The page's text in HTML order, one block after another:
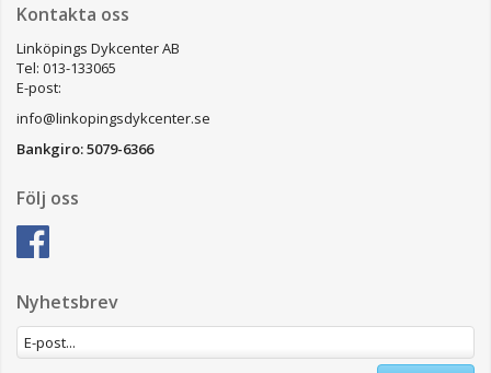
Kontakta oss
Linköpings Dykcenter AB
Tel: 013-133065
E-post:
info@linkopingsdykcenter.se
Bankgiro: 5079-6366
Följ oss
Nyhetsbrev